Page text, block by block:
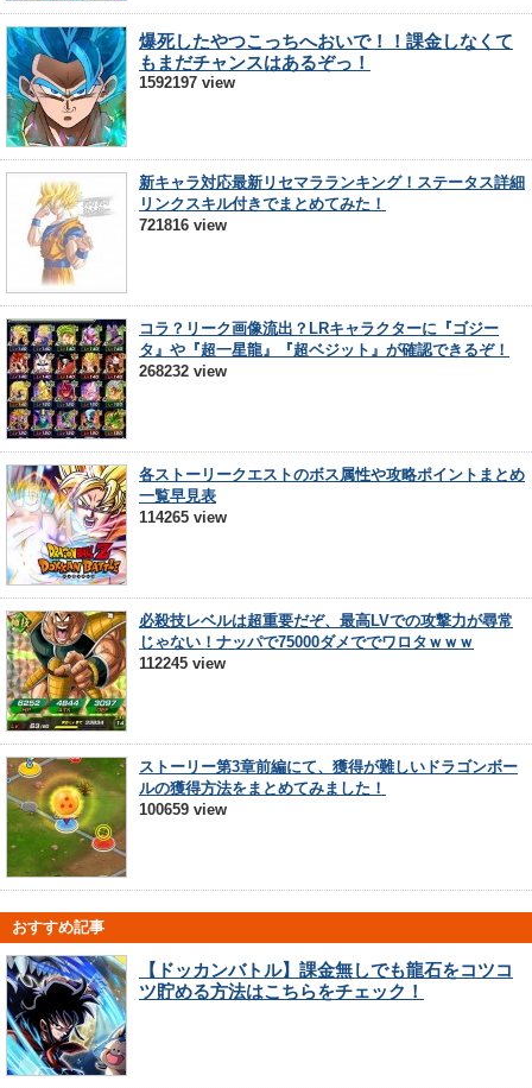
爆死したやつこっちへおいで！！課金しなくて
もまだチャンスはあるぞっ！
1592197 view
新キャラ対応最新リセマラランキング！ステータス詳細
リンクスキル付きでまとめてみた！
721816 view
コラ？リーク画像流出？LRキャラクターに『ゴジー
タ』や『超一星龍』『超ベジット』が確認できるぞ！
268232 view
各ストーリークエストのボス属性や攻略ポイントまとめ
一覧早見表
114265 view
必殺技レベルは超重要だぞ、最高LVでの攻撃力が尋常
じゃない！ナッパで75000ダメででワロタｗｗｗ
112245 view
ストーリー第3章前編にて、獲得が難しいドラゴンボー
ルの獲得方法をまとめてみました！
100659 view
おすすめ記事
【ドッカンバトル】課金無しでも龍石をコツコ
ツ貯める方法はこちらをチェック！